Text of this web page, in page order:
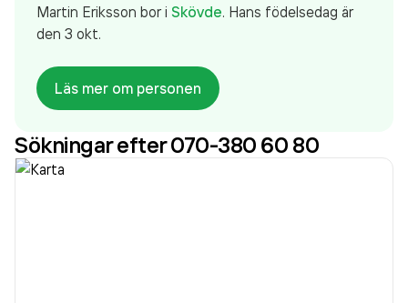
Martin Eriksson bori Skövde. Hans födelsedag är
den 3 okt.
Läs mer om personen
Sökningar efter 070-380 60 80